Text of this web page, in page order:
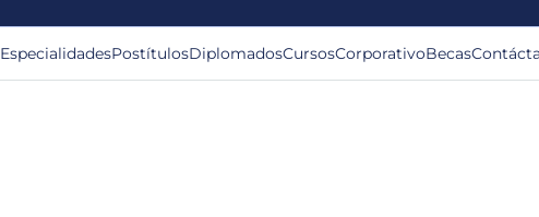
EspecialidadesPostítulosDiplomadosCursosCorporativoBecas